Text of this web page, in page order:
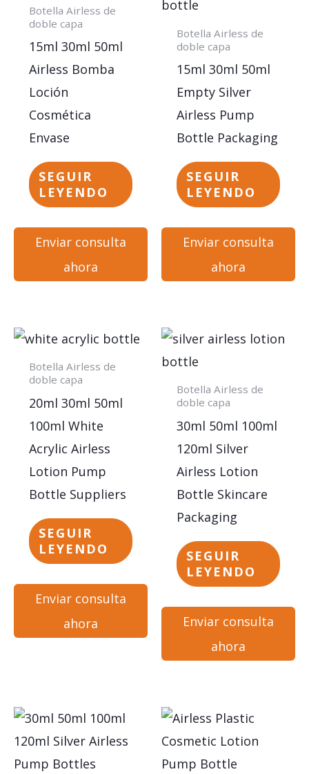
Botella Airless de
doble capa
15ml 30ml 50ml
Airless Bomba
Loción
Cosmética
Envase
SEGUIR
LEYENDO
Enviar consulta
ahora
Botella Airless de
doble capa
15ml 30ml 50ml
Empty Silver
Airless Pump
Bottle Packaging
SEGUIR
LEYENDO
Enviar consulta
ahora
Botella Airless de
doble capa
20ml 30ml 50ml
100ml White
Acrylic Airless
Lotion Pump
Bottle Suppliers
SEGUIR
LEYENDO
Enviar consulta
ahora
Botella Airless de
doble capa
30ml 50ml 100ml
120ml Silver
Airless Lotion
Bottle Skincare
Packaging
SEGUIR
LEYENDO
Enviar consulta
ahora